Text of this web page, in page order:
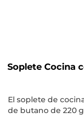
Soplete Cocina
El soplete de
de butano de 220